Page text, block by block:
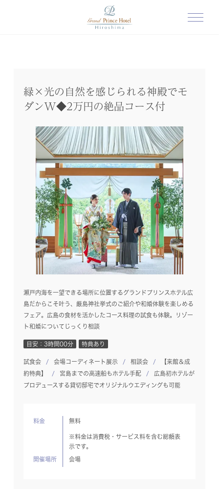
緑×光の自然を感じられる神殿でモ
ダンW◆2万円の絶品コース付
瀬戸内海を一望できる場所に位置するグランドプリンスホテル広
島だからこそ叶う、厳島神社挙式のご紹介や和婚体験を楽しめる
フェア。広島の食材を活かしたコース料理の試食も体験。リゾー
ト和婚についてじっくり相談
目安：3時間00分 特典あり
試食会 会場コーディネート展示 相談会
【来館＆成
約特典】
宮島までの高速船もホテル手配
広島初ホテルが
プロデュースする貸切邸宅でオリジナルウエディングも可能
料金 無料
※料金は消費税・サービス料を含む総額表
示です。
開催場所 会場